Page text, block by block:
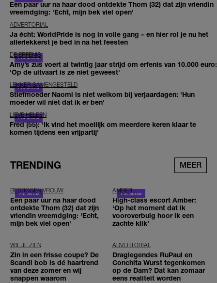
Een paar uur na haar dood ontdekte Thom (32) dat zijn vriendin
vreemdging: 'Echt, mijn bek viel open'
ADVERTORIAL
Ja écht: WorldPride is nog in volle gang – en hier rol je nu het
allerlekkerst je bed in na het feesten
DE ERFENIS
Amy’s zus voert al twintig jaar strijd om erfenis van 10.000 euro:
'Op de uitvaart is ze niet geweest'
LEKKER SAMENGESTELD
Stiefmoeder Naomi is niet welkom bij verjaardagen: 'Hun
moeder wil niet dat ik er ben'
LIEVE HELEEN
Fred (55): 'Ik vind het moeilijk om meerdere keren klaar te
komen tijdens een vrijpartij'
TRENDING MEER
BEDROGEN VROUW
Een paar uur na haar dood
ontdekte Thom (32) dat zijn
vriendin vreemdging: 'Echt,
mijn bek viel open'
AMBER
High-class escort Amber:
‘Op het moment dat ik
vooroverbuig hoor ik een
zachte klik’
WIL JE ZIEN
Zin in een frisse coupe? De
Scandi bob is dé haartrend
van deze zomer en wij
snappen waarom
ADVERTORIAL
Draglegendes RuPaul en
Conchita Wurst tegenkomen
op de Dam? Dat kan zomaar
eens realiteit worden